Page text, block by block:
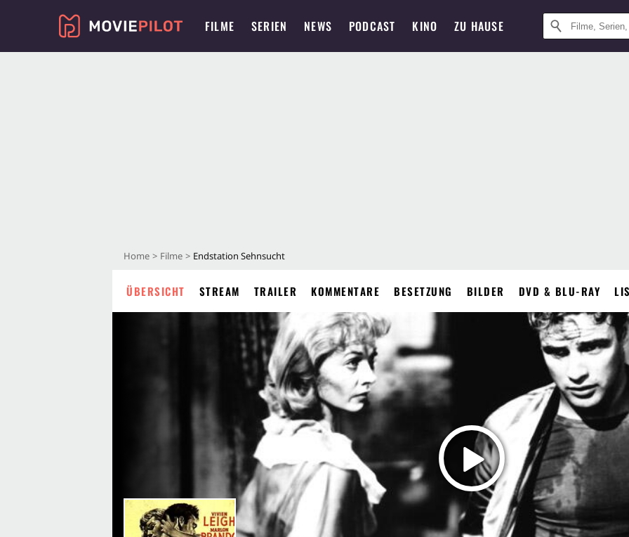
FILME SERIEN NEWS PODCAST KINO ZU HAUSE
Home Filme Endstation Sehnsucht
ÜBERSICHT STREAM TRAILER KOMMENTARE BESETZUNG BILDER DVD & BLU-RAY